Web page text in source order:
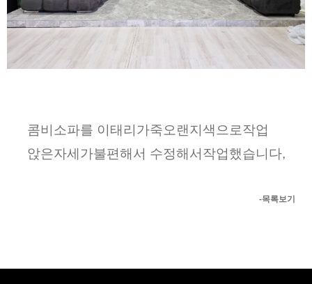
콤비소파를 이태리가죽오랜지색으로작업
앉은자세가불편해서 수정해서작업했습니다,
-목록보기